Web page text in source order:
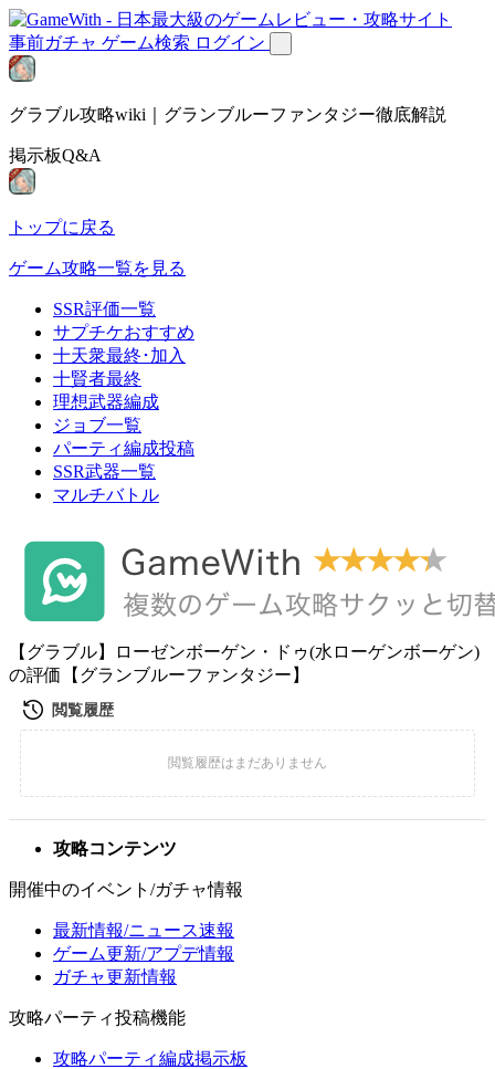
事前ガチャ ゲーム検索 ログイン
グラブル攻略wiki｜グランブルーファンタジー徹底解説
掲示板Q&A
トップに戻る
ゲーム攻略一覧を見る
SSR評価一覧
サプチケおすすめ
十天衆最終･加入
十賢者最終
理想武器編成
ジョブ一覧
パーティ編成投稿
SSR武器一覧
マルチバトル
【グラブル】ローゼンボーゲン・ドゥ(水ローゲンボーゲン)
の評価【グランブルーファンタジー】
攻略コンテンツ
開催中のイベント/ガチャ情報
最新情報/ニュース速報
ゲーム更新/アプデ情報
ガチャ更新情報
攻略パーティ投稿機能
攻略パーティ編成掲示板